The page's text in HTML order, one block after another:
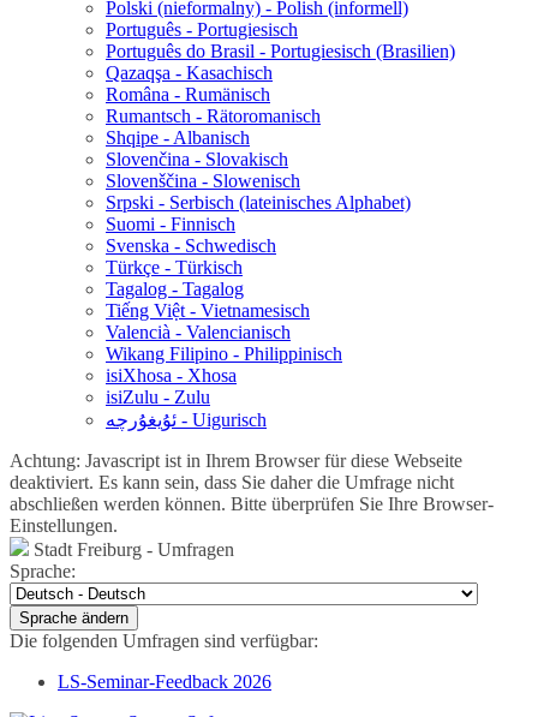
Polski (nieformalny) - Polish (informell)
Português - Portugiesisch
Português do Brasil - Portugiesisch (Brasilien)
Qazaqşa - Kasachisch
Româna - Rumänisch
Rumantsch - Rätoromanisch
Shqipe - Albanisch
Slovenčina - Slovakisch
Slovenščina - Slowenisch
Srpski - Serbisch (lateinisches Alphabet)
Suomi - Finnisch
Svenska - Schwedisch
Türkçe - Türkisch
Tagalog - Tagalog
Tiếng Việt - Vietnamesisch
Valencià - Valencianisch
Wikang Filipino - Philippinisch
isiXhosa - Xhosa
isiZulu - Zulu
ئۇيغۇرچە - Uigurisch
Achtung: Javascript ist in Ihrem Browser für diese Webseite
deaktiviert. Es kann sein, dass Sie daher die Umfrage nicht
abschließen werden können. Bitte überprüfen Sie Ihre Browser-
Einstellungen.
Stadt Freiburg - Umfragen
Sprache:
Sprache ändern
Die folgenden Umfragen sind verfügbar:
LS-Seminar-Feedback 2026